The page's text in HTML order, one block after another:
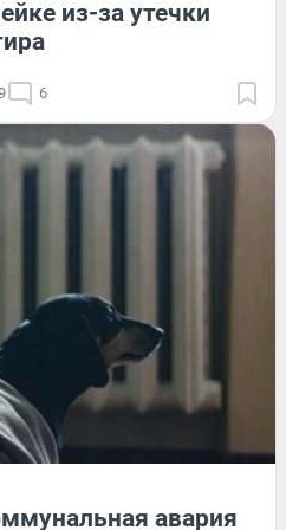
из-за утечки
6
авария